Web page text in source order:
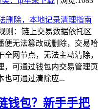
则：链上交易数据依托区
便无法篡改或删除，交易哈
网节点，无法主动清除，
，可通过钱包内交易管理页
也可通过清除应...
钱包？新手手把